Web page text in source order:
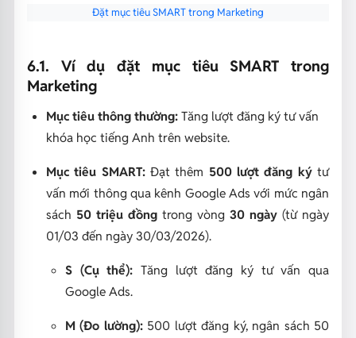
Đặt mục tiêu SMART trong Marketing
6.1. Ví dụ đặt mục tiêu SMART trong
Marketing
Mục tiêu thông thường:Tăng lượt đăng ký tư vấn
khóa học tiếng Anh trên website.
Mục tiêu SMART:Đạt thêm 500 lượt đăng kýtư
vấn mới thông qua kênh Google Ads với mức ngân
sách 50 triệu đồng trong vòng30 ngày (từ ngày
01/03 đến ngày 30/03/2026).
S (Cụ thể): Tăng lượt đăng ký tư vấn qua
Google Ads.
M (Đo lường):500 lượt đăng ký, ngân sách 50